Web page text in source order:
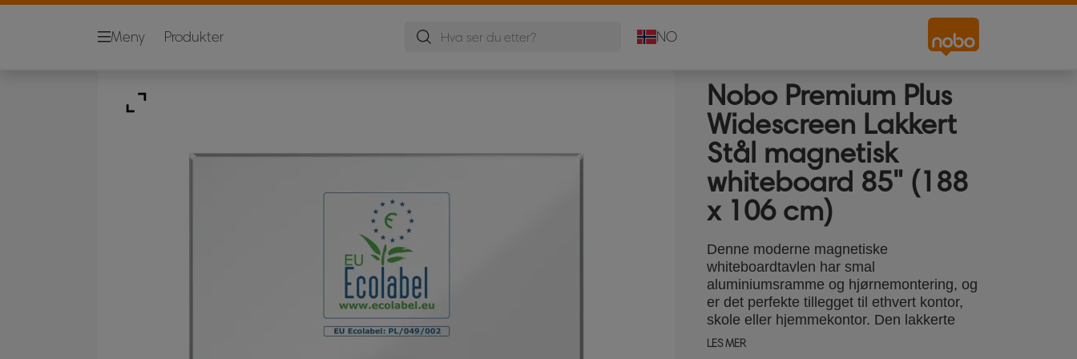
Meny Produkter NO
Nobo Premium Plus
Widescreen Lakkert
Stål magnetisk
whiteboard 85" (188
x 106 cm)
Denne moderne magnetiske
whiteboardtavlen har smal
aluminiumsramme og hjørnemontering, og
er det perfekte tillegget til ethvert kontor,
skole eller hjemmekontor. Den lakkerte
ståloverflaten gir god avtørkingsevne og
LES MER